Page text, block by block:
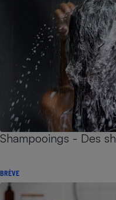
Shampooings - Des
BRÈVE